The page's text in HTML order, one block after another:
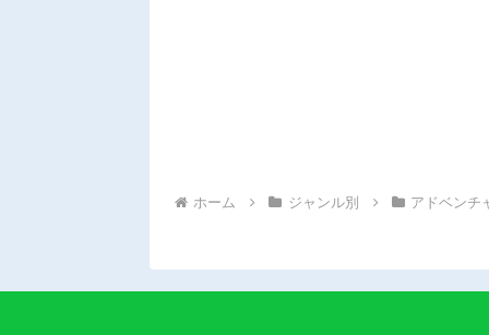
ホーム ジャンル別 アドベンチ